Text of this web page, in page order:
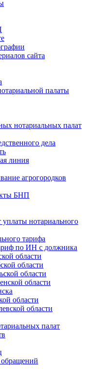
сайта
палаты
нотариальных палат
дела
линия
агрогородков
БНП
нотариального
тарифа
по ИН с должника
области
области
области
области
области
области
палат
обращений